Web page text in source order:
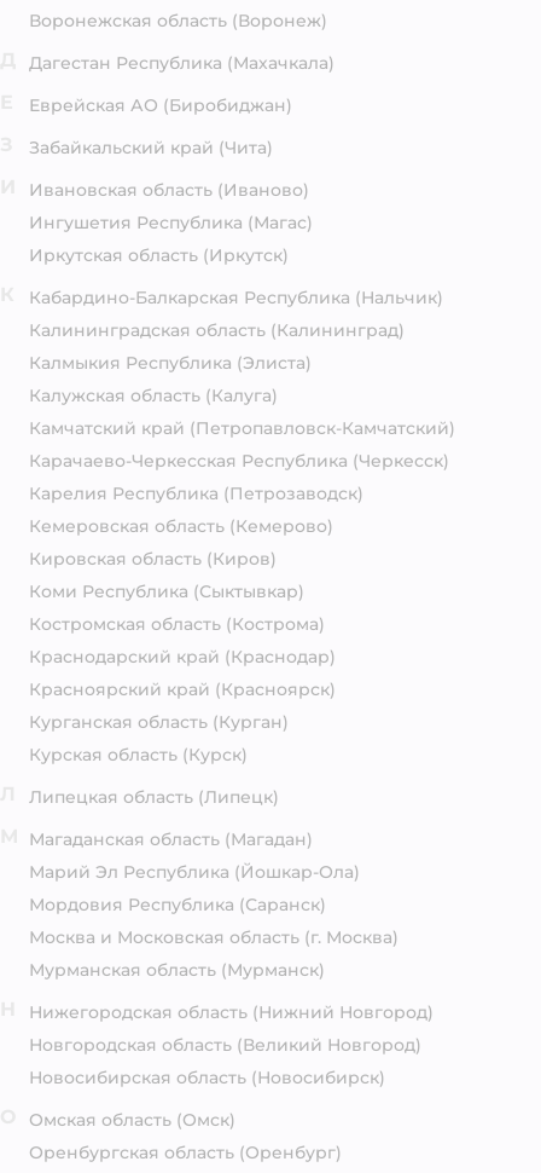
Воронежская область (Воронеж)
Дагестан Республика (Махачкала)
Еврейская АО (Биробиджан)
Забайкальский край (Чита)
Ивановская область (Иваново)
Ингушетия Республика (Магас)
Иркутская область (Иркутск)
Кабардино-Балкарская Республика (Нальчик)
Калининградская область (Калининград)
Калмыкия Республика (Элиста)
Калужская область (Калуга)
Камчатский край (Петропавловск-Камчатский)
Карачаево-Черкесская Республика (Черкесск)
Карелия Республика (Петрозаводск)
Кемеровская область (Кемерово)
Кировская область (Киров)
Коми Республика (Сыктывкар)
Костромская область (Кострома)
Краснодарский край (Краснодар)
Красноярский край (Красноярск)
Курганская область (Курган)
Курская область (Курск)
Липецкая область (Липецк)
Магаданская область (Магадан)
Марий Эл Республика (Йошкар-Ола)
Мордовия Республика (Саранск)
Москва и Московская область (г. Москва)
Мурманская область (Мурманск)
Нижегородская область (Нижний Новгород)
Новгородская область (Великий Новгород)
Новосибирская область (Новосибирск)
Омская область (Омск)
Оренбургская область (Оренбург)